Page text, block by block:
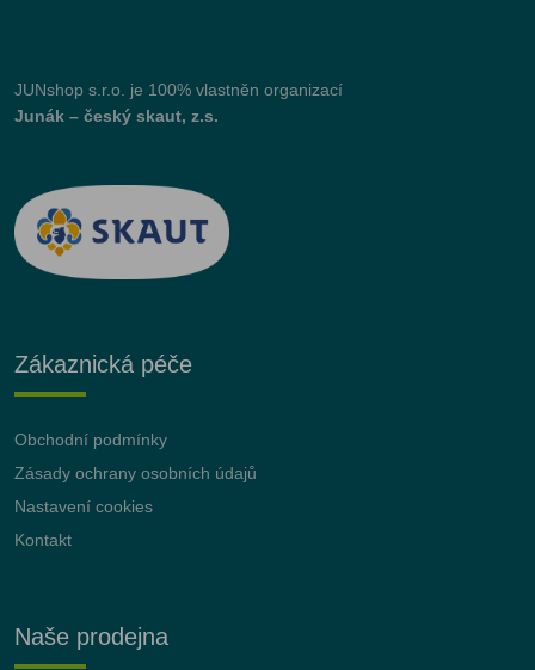
JUNshop s.r.o.
je 100% vlastněn organizací
Junák – český skaut, z.s.
Zákaznická péče
Obchodní podmínky
Zásady ochrany osobních údajů
Nastavení cookies
Kontakt
Naše prodejna